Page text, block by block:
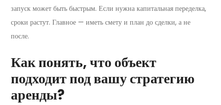
запуск может быть быстрым. Если нужна капитальная переделка,
сроки растут. Главное — иметь смету и план до сделки, а не
после.
Как понять, что объект
подходит под вашу стратегию
аренды?